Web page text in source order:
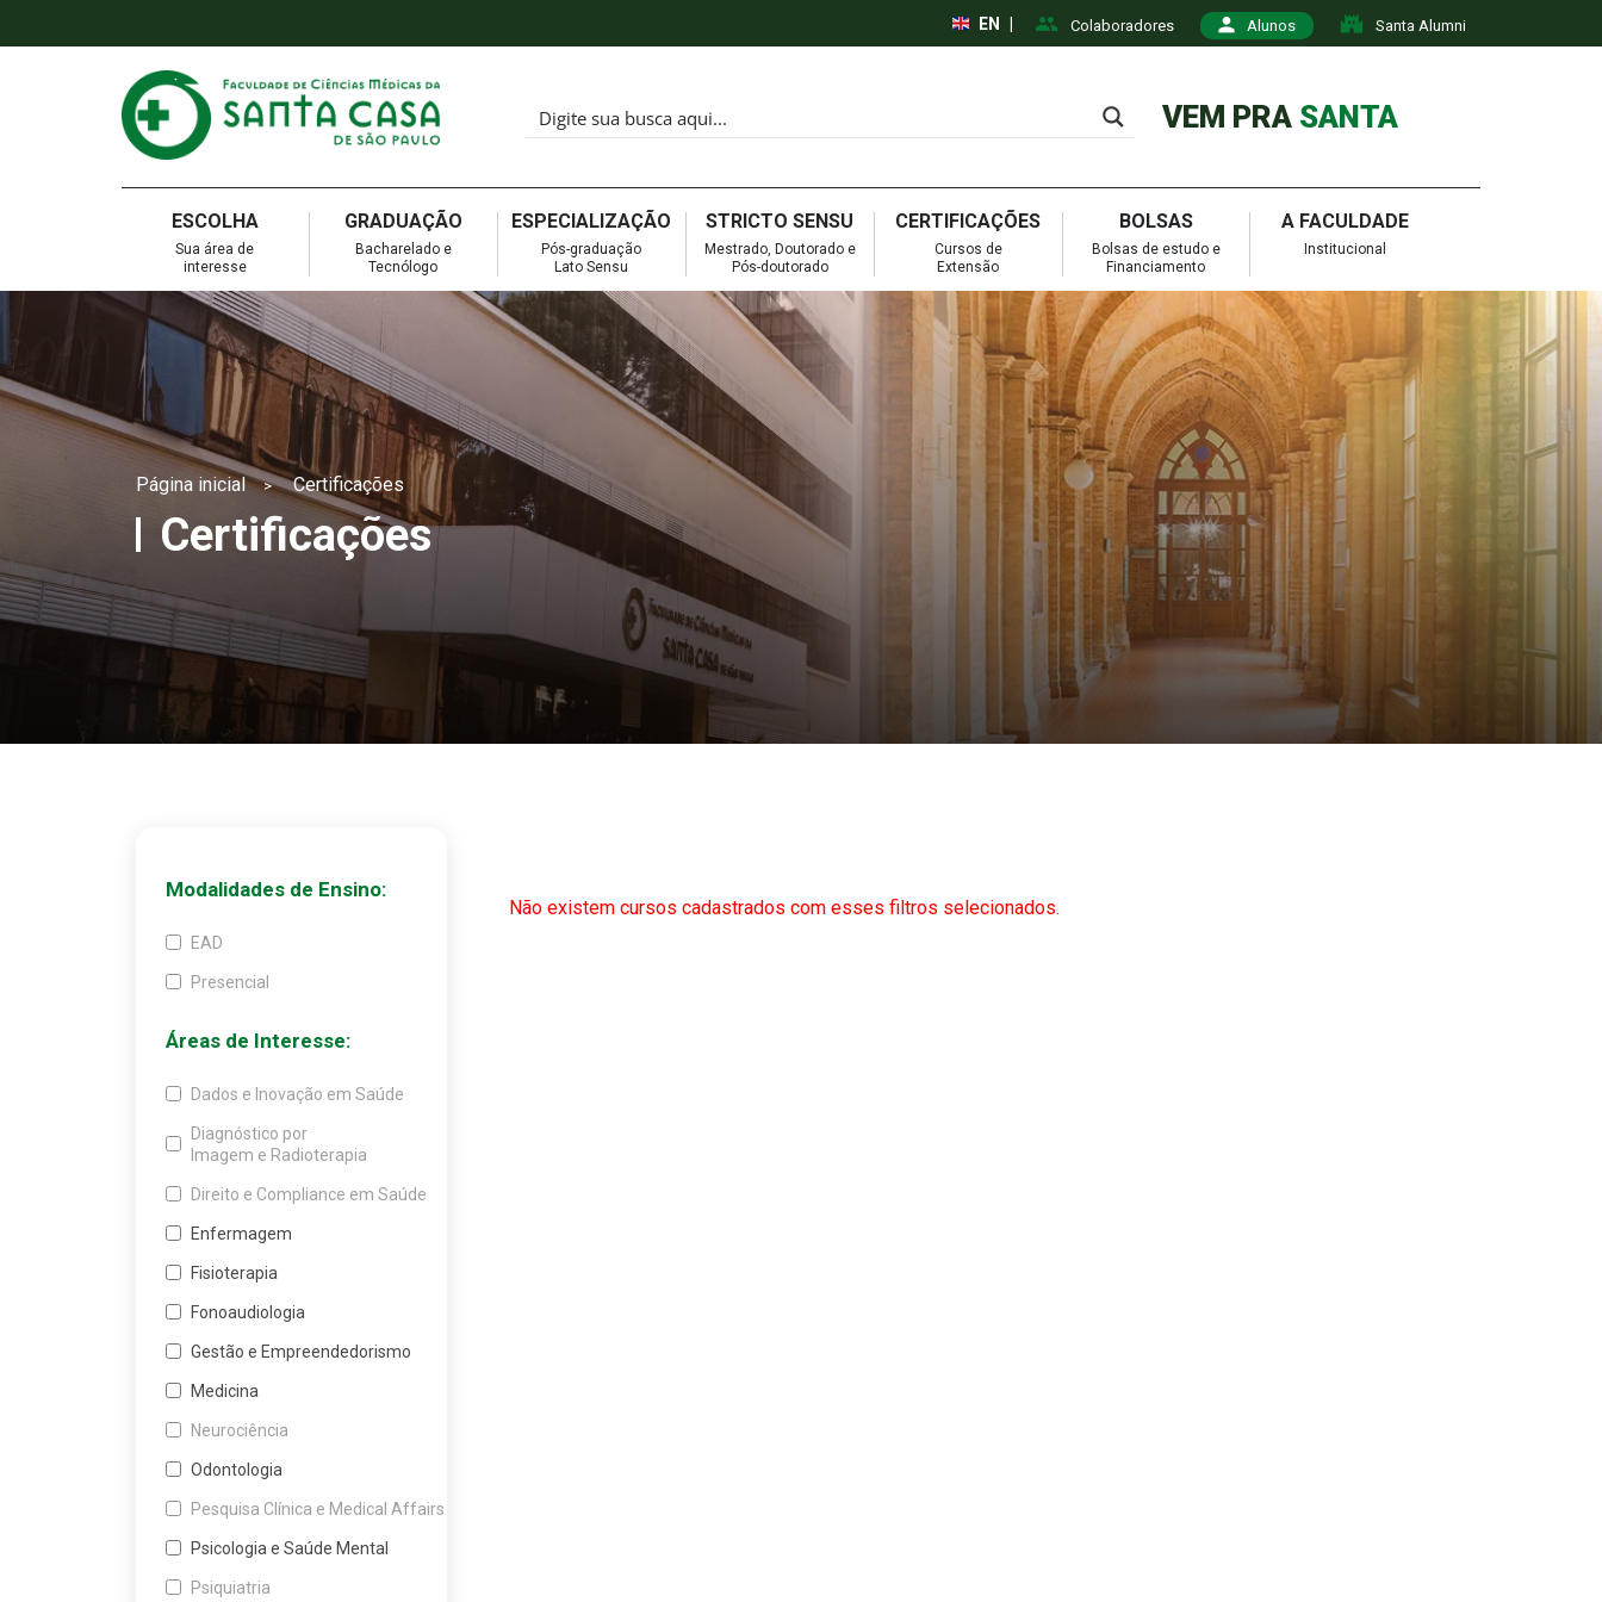
Colaboradores Alunos Santa Alumni
EN
VEM PRA SANTA
ESCOLHA
Sua área de
interesse
GRADUAÇÃO
Bacharelado e
Tecnólogo
ESPECIALIZAÇÃO
Pós-graduação
Lato Sensu
STRICTO SENSU
Mestrado, Doutorado e
Pós-doutorado
CERTIFICAÇÕES
Cursos de
Extensão
BOLSAS
Bolsas de estudo e
Financiamento
A FACULDADE
Institucional
Página inicial > Certificações
Certificações
Modalidades de Ensino:
EAD
Presencial
Áreas de Interesse:
Dados e Inovação em Saúde
Diagnóstico por
Imagem e Radioterapia
Direito e Compliance em Saúde
Enfermagem
Fisioterapia
Fonoaudiologia
Gestão e Empreendedorismo
Medicina
Neurociência
Odontologia
Pesquisa Clínica e Medical Affairs
Psicologia e Saúde Mental
Psiquiatria
Não existem cursos cadastrados com esses filtros selecionados.